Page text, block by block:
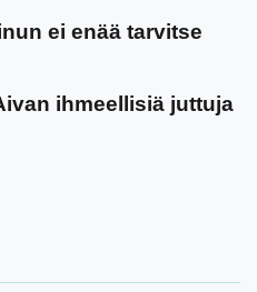
ei enää tarvitse
ihmeellisiä juttuja